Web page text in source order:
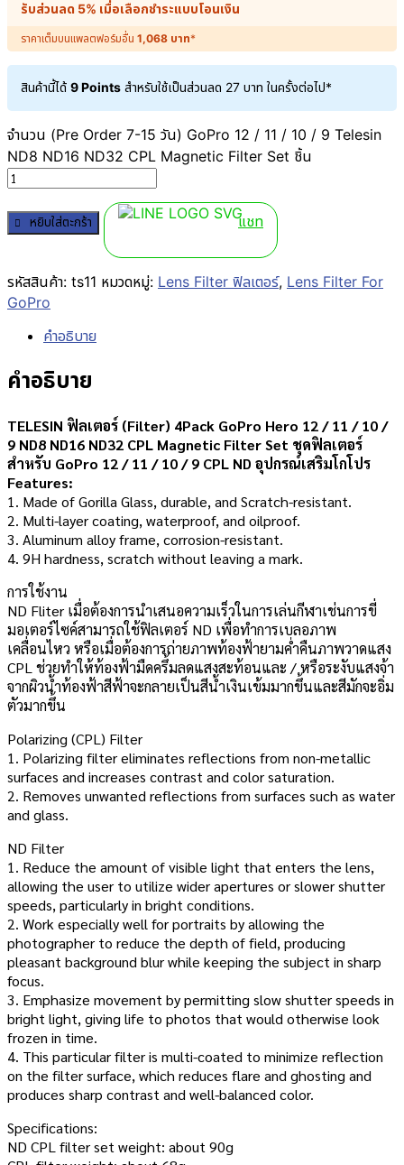
รับส่วนลด 5% เมื่อเลือกชำระแบบโอนเงิน
ราคาเต็มบนแพลตฟอร์มอื่น 1,068 บาท*
สินค้านี้ได้ 9 Points สำหรับใช้เป็นส่วนลด 27 บาท ในครั้งต่อไป*
จำนวน (Pre Order 7-15 วัน) GoPro 12 / 11 / 10 / 9 Telesin
ND8 ND16 ND32 CPL Magnetic Filter Set ชิ้น
หยิบใส่ตะกร้า แชท
รหัสสินค้า: ts11 หมวดหมู่: Lens Filter ฟิลเตอร์, Lens Filter For
GoPro
คำอธิบาย
คำอธิบาย
TELESIN ฟิลเตอร์ (Filter) 4Pack GoPro Hero 12 / 11 / 10 /
9 ND8 ND16 ND32 CPL Magnetic Filter Set ชุดฟิลเตอร์
สำหรับ GoPro 12 / 11 / 10 / 9 CPL ND อุปกรณ์เสริมโกโปร
Features:
1. Made of Gorilla Glass, durable, and Scratch-resistant.
2. Multi-layer coating, waterproof, and oilproof.
3. Aluminum alloy frame, corrosion-resistant.
4. 9H hardness, scratch without leaving a mark.
การใช้งาน
ND Fliter เมื่อต้องการนำเสนอความเร็วในการเล่นกีฬาเช่นการขี่
มอเตอร์ไซค์สามารถใช้ฟิลเตอร์ ND เพื่อทำการเบลอภาพ
เคลื่อนไหว หรือเมื่อต้องการถ่ายภาพท้องฟ้ายามค่ำคืนภาพวาดแสง
CPL ช่วยทำให้ท้องฟ้ามืดครึ้มลดแสงสะท้อนและ / หรือระงับแสงจ้า
จากผิวน้ำท้องฟ้าสีฟ้าจะกลายเป็นสีน้ำเงินเข้มมากขึ้นและสีมักจะอิ่ม
ตัวมากขึ้น
Polarizing (CPL) Filter
1. Polarizing filter eliminates reflections from non-metallic
surfaces and increases contrast and color saturation.
2. Removes unwanted reflections from surfaces such as water
and glass.
ND Filter
1. Reduce the amount of visible light that enters the lens,
allowing the user to utilize wider apertures or slower shutter
speeds, particularly in bright conditions.
2. Work especially well for portraits by allowing the
photographer to reduce the depth of field, producing
pleasant background blur while keeping the subject in sharp
focus.
3. Emphasize movement by permitting slow shutter speeds in
bright light, giving life to photos that would otherwise look
frozen in time.
4. This particular filter is multi-coated to minimize reflection
on the filter surface, which reduces flare and ghosting and
produces sharp contrast and well-balanced color.
Specifications:
ND CPL filter set weight: about 90g